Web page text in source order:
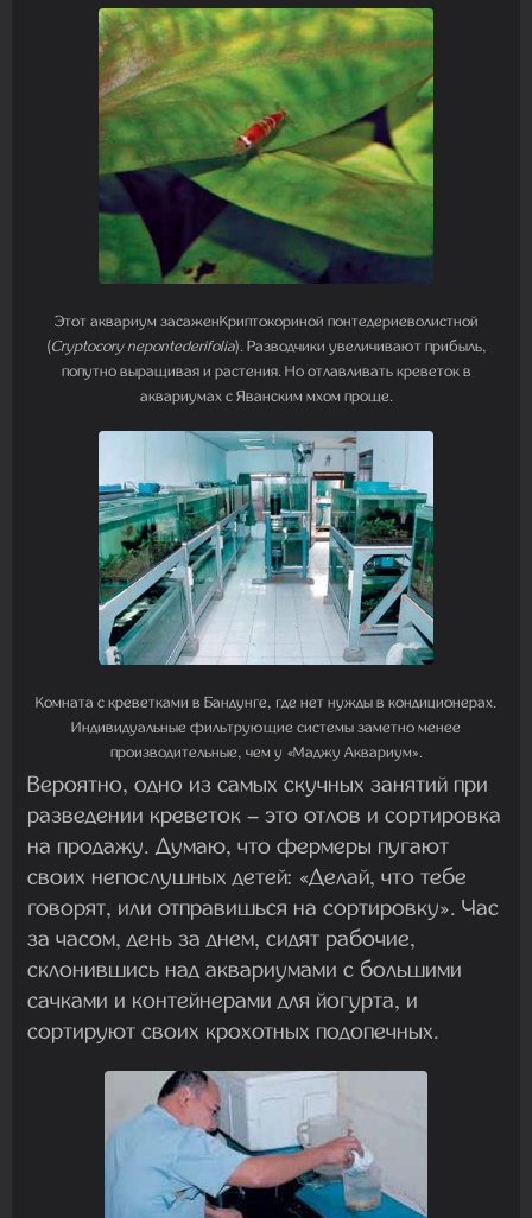
Этот аквариум засаженКриптокориной понтедериеволистной
(Cryptocory nepontederifolia). Разводчики увеличивают прибыль,
попутно выращивая и растения. Но отлавливать креветок в
аквариумах с Яванским мхом проще.
Комната с креветками в Бандунге, где нет нужды в кондиционерах.
Индивидуальные фильтрующие системы заметно менее
производительные, чем у «Маджу Аквариум».
Вероятно, одно из самых скучных занятий при
разведении креветок – это отлов и сортировка
на продажу. Думаю, что фермеры пугают
своих непослушных детей: «Делай, что тебе
говорят, или отправишься на сортировку». Час
за часом, день за днем, сидят рабочие,
склонившись над аквариумами с большими
сачками и контейнерами для йогурта, и
сортируют своих крохотных подопечных.